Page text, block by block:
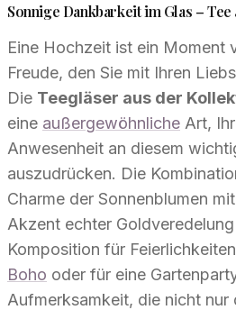
Sonnige Dankbarkeit im Glas – Tee
Eine Hochzeit ist ein Moment
Freude, den Sie mit Ihren
Die Teegläser aus der
eine außergewöhnliche Art,
Anwesenheit an diesem
auszudrücken. Die
Charme der Sonnenblumen
Akzent echter
Komposition für
Boho oder für eine
Aufmerksamkeit, die nicht nur